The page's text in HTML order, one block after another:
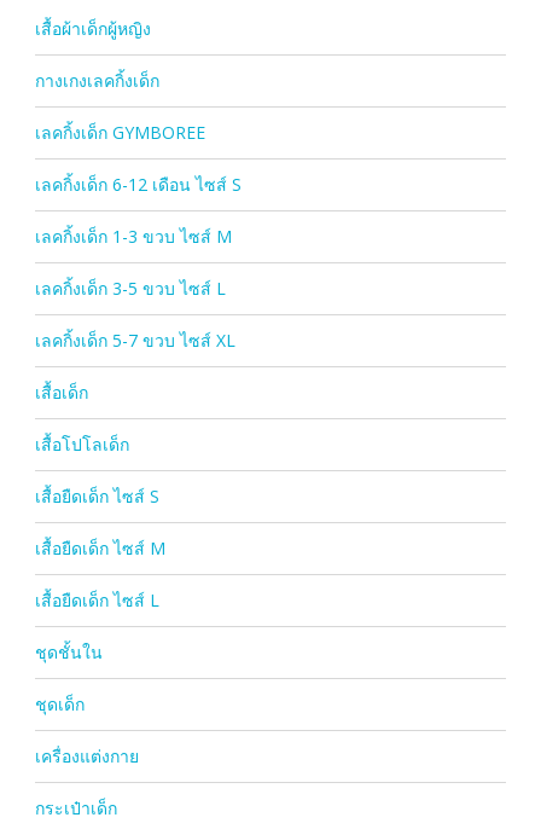
เสื้อผ้าเด็กผู้หญิง
กางเกงเลคกิ้งเด็ก
เลคกิ้งเด็ก GYMBOREE
เลคกิ้งเด็ก 6-12 เดือน ไซส์ S
เลคกิ้งเด็ก 1-3 ขวบ ไซส์ M
เลคกิ้งเด็ก 3-5 ขวบ ไซส์ L
เลคกิ้งเด็ก 5-7 ขวบ ไซส์ XL
เสื้อเด็ก
เสื้อโปโลเด็ก
เสื้อยืดเด็ก ไซส์ S
เสื้อยืดเด็ก ไซส์ M
เสื้อยืดเด็ก ไซส์ L
ชุดชั้นใน
ชุดเด็ก
เครื่องแต่งกาย
กระเป๋าเด็ก